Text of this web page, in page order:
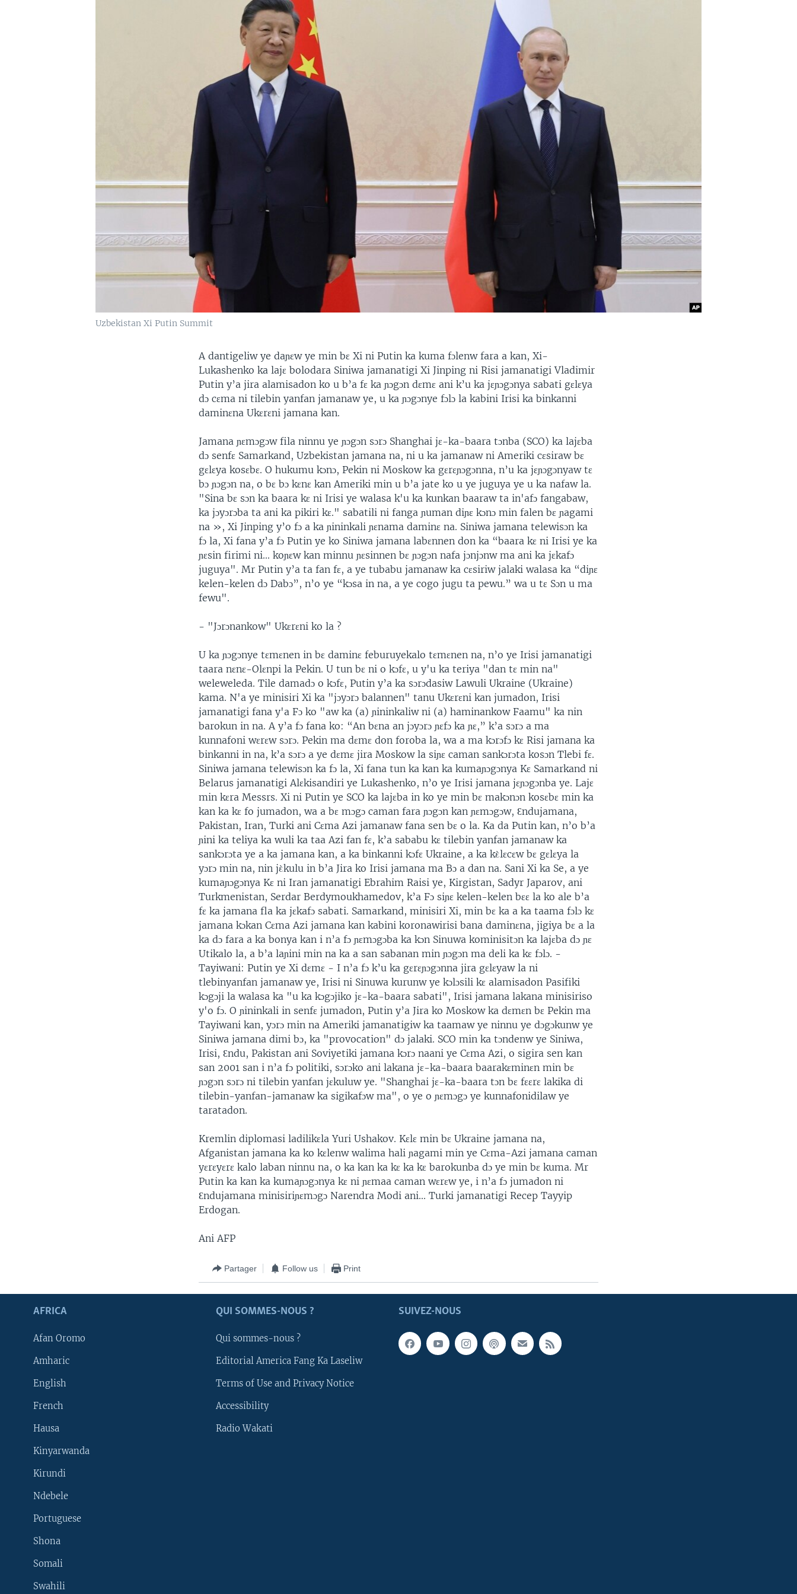
SUIVEZ-NOUS
Uzbekistan Xi Putin Summit
A dantigeliw ye daɲɛw ye min bɛ Xi ni Putin ka kuma fɔlenw fara a kan, Xi-
Lukashenko ka lajɛ bolodara Siniwa jamanatigi Xi Jinping ni Risi jamanatigi Vladimir
Putin y’a jira alamisadon ko u b’a fɛ ka ɲɔgɔn dɛmɛ ani k’u ka jɛɲɔgɔnya sabati gɛlɛya
dɔ cɛma ni tilebin yanfan jamanaw ye, u ka ɲɔgɔnye fɔlɔ la kabini Irisi ka binkanni
daminɛna Ukɛrɛni jamana kan.
Jamana ɲɛmɔgɔw fila ninnu ye ɲɔgɔn sɔrɔ Shanghai jɛ-ka-baara tɔnba (SCO) ka lajɛba
dɔ senfɛ Samarkand, Uzbekistan jamana na, ni u ka jamanaw ni Ameriki cɛsiraw bɛ
gɛlɛya kosɛbɛ. O hukumu kɔnɔ, Pekin ni Moskow ka gɛrɛɲɔgɔnna, n’u ka jɛɲɔgɔnyaw tɛ
bɔ ɲɔgɔn na, o bɛ bɔ kɛnɛ kan Ameriki min u b’a jate ko u ye juguya ye u ka nafaw la.
"Sina bɛ sɔn ka baara kɛ ni Irisi ye walasa k'u ka kunkan baaraw ta in'afɔ fangabaw,
ka jɔyɔrɔba ta ani ka pikiri kɛ." sabatili ni fanga ɲuman diɲɛ kɔnɔ min falen bɛ ɲagami
na », Xi Jinping y’o fɔ a ka ɲininkali ɲɛnama daminɛ na. Siniwa jamana telewisɔn ka
fɔ la, Xi fana y’a fɔ Putin ye ko Siniwa jamana labɛnnen don ka “baara kɛ ni Irisi ye ka
ɲɛsin firimi ni... koɲɛw kan minnu ɲɛsinnen bɛ ɲɔgɔn nafa jɔnjɔnw ma ani ka jɛkafɔ
juguya". Mr Putin y’a ta fan fɛ, a ye tubabu jamanaw ka cɛsiriw jalaki walasa ka “diɲɛ
kelen-kelen dɔ Dabɔ”, n’o ye “kɔsa in na, a ye cogo jugu ta pewu.” wa u tɛ Sɔn u ma
fewu".
- "Jɔrɔnankow" Ukɛrɛni ko la ?
U ka ɲɔgɔnye tɛmɛnen in bɛ daminɛ feburuyekalo tɛmɛnen na, n’o ye Irisi jamanatigi
taara nɛnɛ-Olɛnpi la Pekin. U tun bɛ ni o kɔfɛ, u y'u ka teriya "dan tɛ min na"
weleweleda. Tile damadɔ o kɔfɛ, Putin y’a ka sɔrɔdasiw Lawuli Ukraine (Ukraine)
kama. N'a ye minisiri Xi ka "jɔyɔrɔ balannen" tanu Ukɛrɛni kan jumadon, Irisi
jamanatigi fana y'a Fɔ ko "aw ka (a) ɲininkaliw ni (a) haminankow Faamu" ka nin
barokun in na. A y’a fɔ fana ko: “An bɛna an jɔyɔrɔ ɲɛfɔ ka ɲɛ,” k’a sɔrɔ a ma
kunnafoni wɛrɛw sɔrɔ. Pekin ma dɛmɛ don foroba la, wa a ma kɔrɔfɔ kɛ Risi jamana ka
binkanni in na, k’a sɔrɔ a ye dɛmɛ jira Moskow la siɲɛ caman sankɔrɔta kosɔn Tlebi fɛ.
Siniwa jamana telewisɔn ka fɔ la, Xi fana tun ka kan ka kumaɲɔgɔnya Kɛ Samarkand ni
Belarus jamanatigi Alɛkisandiri ye Lukashenko, n’o ye Irisi jamana jɛɲɔgɔnba ye. Lajɛ
min kɛra Messrs. Xi ni Putin ye SCO ka lajɛba in ko ye min bɛ makɔnɔn kosɛbɛ min ka
kan ka kɛ fo jumadon, wa a bɛ mɔgɔ caman fara ɲɔgɔn kan ɲɛmɔgɔw, Ɛndujamana,
Pakistan, Iran, Turki ani Cɛma Azi jamanaw fana sen bɛ o la. Ka da Putin kan, n’o b’a
ɲini ka teliya ka wuli ka taa Azi fan fɛ, k’a sababu kɛ tilebin yanfan jamanaw ka
sankɔrɔta ye a ka jamana kan, a ka binkanni kɔfɛ Ukraine, a ka kὲlɛcɛw bɛ gɛlɛya la
yɔrɔ min na, nin jὲkulu in b’a Jira ko Irisi jamana ma Bɔ a dan na. Sani Xi ka Se, a ye
kumaɲɔgɔnya Kɛ ni Iran jamanatigi Ebrahim Raisi ye, Kirgistan, Sadyr Japarov, ani
Turkmenistan, Serdar Berdymoukhamedov, k’a Fɔ siɲɛ kelen-kelen bɛɛ la ko ale b’a
fɛ ka jamana fla ka jɛkafɔ sabati. Samarkand, minisiri Xi, min bɛ ka a ka taama fɔlɔ kɛ
jamana kɔkan Cɛma Azi jamana kan kabini koronawirisi bana daminɛna, jigiya bɛ a la
ka dɔ fara a ka bonya kan i n’a fɔ ɲɛmɔgɔba ka kɔn Sinuwa kominisitɔn ka lajɛba dɔ ɲɛ
Utikalo la, a b’a laɲini min na ka a san sabanan min ɲɔgɔn ma deli ka kɛ fɔlɔ. -
Tayiwani: Putin ye Xi dɛmɛ - I n’a fɔ k’u ka gɛrɛɲɔgɔnna jira gɛlɛyaw la ni
tlebinyanfan jamanaw ye, Irisi ni Sinuwa kurunw ye kɔlɔsili kɛ alamisadon Pasifiki
kɔgɔji la walasa ka "u ka kɔgɔjiko jɛ-ka-baara sabati", Irisi jamana lakana minisiriso
y'o fɔ. O ɲininkali in senfɛ jumadon, Putin y’a Jira ko Moskow ka dɛmɛn bɛ Pekin ma
Tayiwani kan, yɔrɔ min na Ameriki jamanatigiw ka taamaw ye ninnu ye dɔgɔkunw ye
Siniwa jamana dimi bɔ, ka "provocation" dɔ jalaki. SCO min ka tɔndenw ye Siniwa,
Irisi, Ɛndu, Pakistan ani Soviyetiki jamana kɔrɔ naani ye Cɛma Azi, o sigira sen kan
san 2001 san i n’a fɔ politiki, sɔrɔko ani lakana jɛ-ka-baara baarakɛminɛn min bɛ
ɲɔgɔn sɔrɔ ni tilebin yanfan jɛkuluw ye. "Shanghai jɛ-ka-baara tɔn bɛ fɛɛrɛ lakika di
tilebin-yanfan-jamanaw ka sigikafɔw ma", o ye o ɲɛmɔgɔ ye kunnafonidilaw ye
taratadon.
Kremlin diplomasi ladilikɛla Yuri Ushakov. Kɛlɛ min bɛ Ukraine jamana na,
Afganistan jamana ka ko kɛlenw walima hali ɲagami min ye Cɛma-Azi jamana caman
yɛrɛyɛrɛ kalo laban ninnu na, o ka kan ka kɛ ka kɛ barokunba dɔ ye min bɛ kuma. Mr
Putin ka kan ka kumaɲɔgɔnya kɛ ni ɲɛmaa caman wɛrɛw ye, i n’a fɔ jumadon ni
Ɛndujamana minisiriɲɛmɔgɔ Narendra Modi ani... Turki jamanatigi Recep Tayyip
Erdogan.
Ani AFP
Partager Follow us Print
SUIVEZ-NOUS
AFRICA
Afan Oromo
Amharic
English
French
Hausa
Kinyarwanda
Kirundi
Ndebele
Portuguese
Shona
Somali
Swahili
QUI SOMMES-NOUS ?
Qui sommes-nous ?
Editorial America Fang Ka Laseliw
Terms of Use and Privacy Notice
Accessibility
Radio Wakati